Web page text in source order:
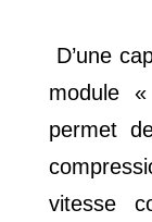
D’une
module «
permet
vitesse